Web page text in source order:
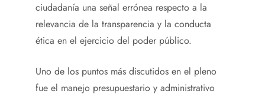
ciudadanía una señal errónea respecto a la
relevancia de la transparencia y la conducta
ética en el ejercicio del poder público.
Uno de los puntos más discutidos en el pleno
fue el manejo presupuestario y administrativo